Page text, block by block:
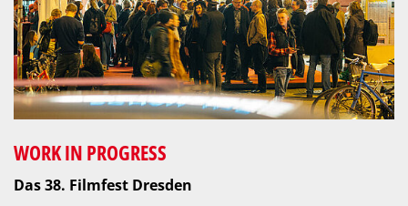
WORK IN PROGRESS
Das 38. Filmfest Dresden